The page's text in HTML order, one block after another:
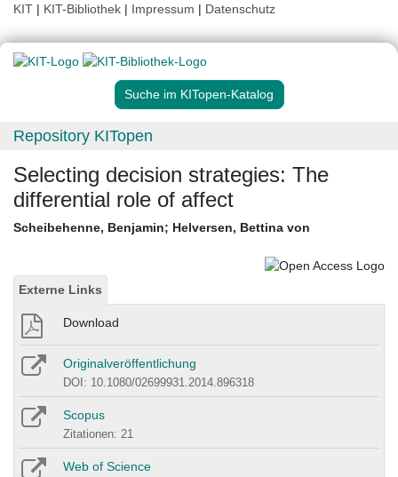
KIT | KIT-Bibliothek | Impressum | Datenschutz
Suche im KITopen-Katalog
Repository KITopen
Selecting decision strategies: The
differential role of affect
Scheibehenne, Benjamin; Helversen, Bettina von
Externe Links
Download
Originalveröffentlichung
DOI: 10.1080/02699931.2014.896318
Scopus
Zitationen: 21
Web of Science